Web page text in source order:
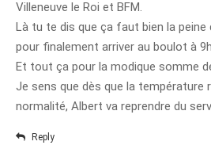
juin 2009
mai 2009
avril 2009
mars 2009
janvier 2009
Villeneuve le Roi et BFM.
Là tu te dis que ça faut bien la peine
pour finalement arriver au boulot à
Et tout ça pour la modique somme
Je sens que dès que la température
normalité, Albert va reprendre du
Reply